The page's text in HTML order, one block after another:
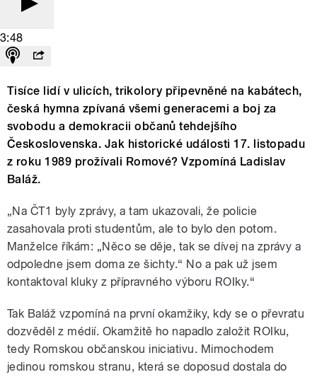
3:48
Tisíce lidí v ulicích, trikolory připevněné na kabátech,
česká hymna zpívaná všemi generacemi a boj za
svobodu a demokracii občanů tehdejšího
Československa. Jak historické události 17. listopadu
z roku 1989 prožívali Romové? Vzpomíná Ladislav
Baláž.
„Na ČT1 byly zprávy, a tam ukazovali, že policie
zasahovala proti studentům, ale to bylo den potom.
Manželce říkám: „Něco se děje, tak se dívej na zprávy a
odpoledne jsem doma ze šichty.“ No a pak už jsem
kontaktoval kluky z přípravného výboru ROIky.“
Tak Baláž vzpomíná na první okamžiky, kdy se o převratu
dozvěděl z médií. Okamžitě ho napadlo založit ROIku,
tedy Romskou občanskou iniciativu. Mimochodem
jedinou romskou stranu, která se doposud dostala do